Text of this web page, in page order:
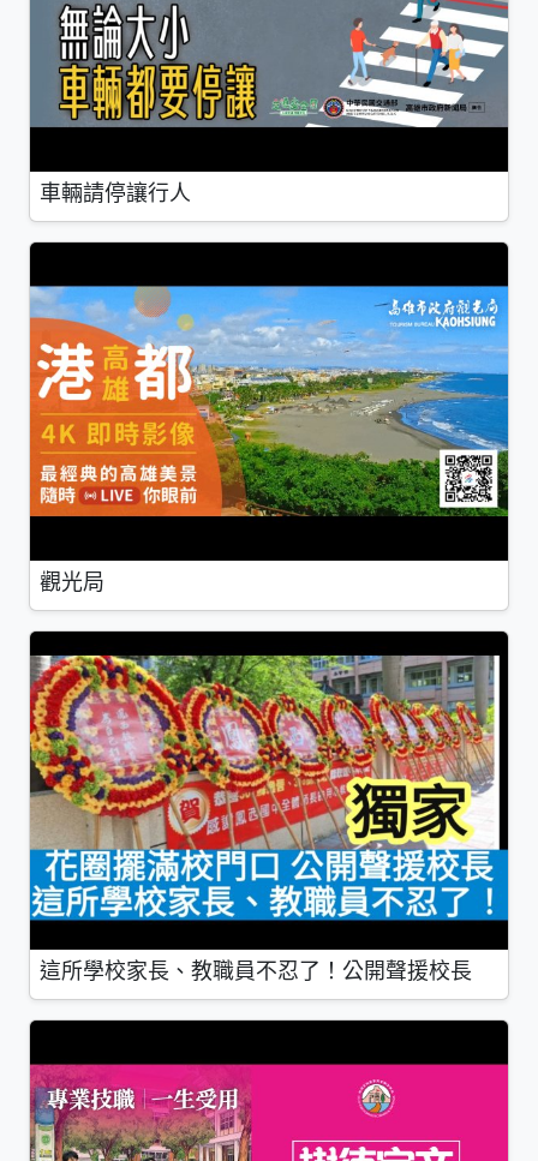
車輛請停讓行人
觀光局
這所學校家長、教職員不忍了！公開聲援校長